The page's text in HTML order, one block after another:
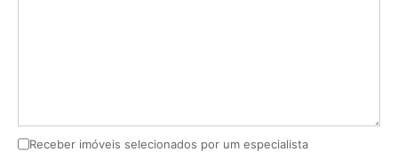
Receber imóveis selecionados por um especialista